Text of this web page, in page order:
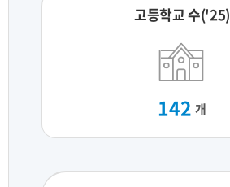
고등학교 수('25)
142 개